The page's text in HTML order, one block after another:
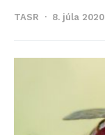
TASR 8. júla 2020